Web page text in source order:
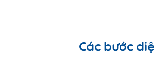
Các bước